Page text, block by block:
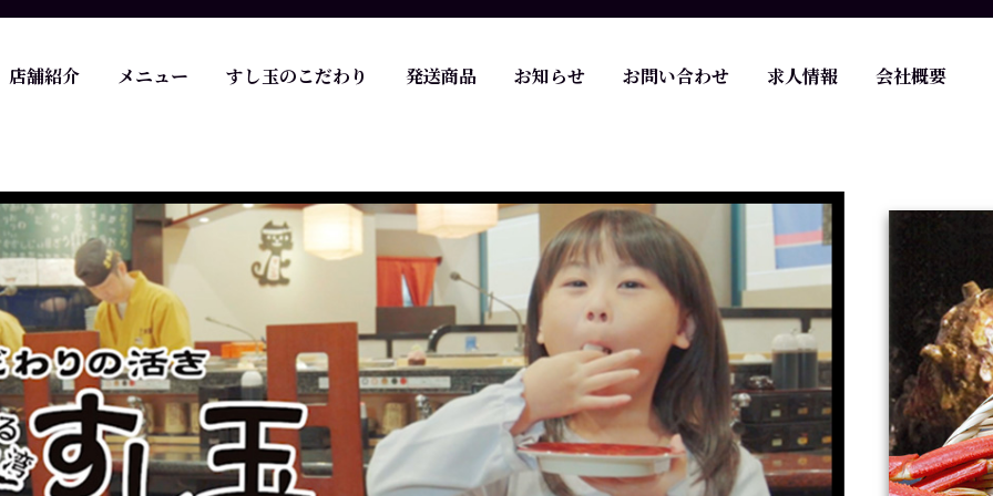
店舗紹介 メニュー すし玉のこだわり 発送商品 お知らせ お問い合わせ 求人情報 会社概要